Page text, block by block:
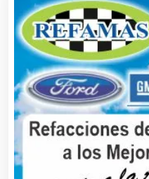
Buceo
Cafeterías
Cajas de Ahorro